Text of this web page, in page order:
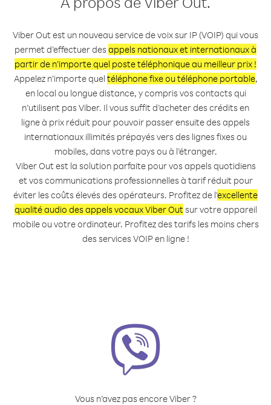
Viber Out est un nouveau service de voix sur IP (VOIP) qui vous
permet d’effectuer desappels nationaux et internationaux à
partir de n’importe quel poste téléphonique au meilleur prix !
Appelez n’importe quel téléphone fixe ou téléphone portable,
en local ou longue distance, y compris vos contacts qui
n’utilisent pas Viber. Il vous suffit d’acheter des crédits en
ligne à prix réduit pour pouvoir passer ensuite des appels
internationaux illimités prépayés vers des lignes fixes ou
mobiles, dans votre pays ou à l’étranger.
Viber Out est la solution parfaite pour vos appels quotidiens
et vos communications professionnelles à tarif réduit pour
éviter les coûts élevés des opérateurs. Profitez de l'excellente
qualité audio des appels vocaux Viber Outsur votre appareil
mobile ou votre ordinateur. Profitez des tarifs les moins chers
des services VOIP en ligne !
Vous n’avez pas encore Viber ?